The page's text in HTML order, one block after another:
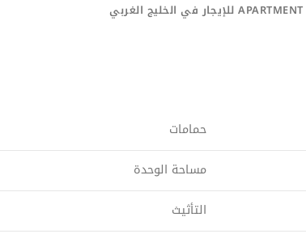
APARTMENT للإيجار في الخليج الغربي
حمامات
مساحة الوحدة
التأثيث